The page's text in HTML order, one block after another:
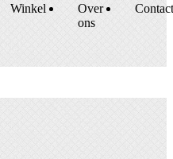
Winkel
Over
ons
Contact